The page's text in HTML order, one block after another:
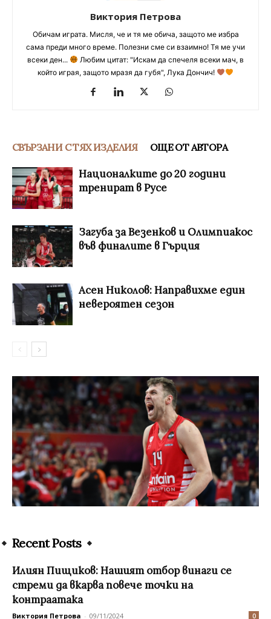
Виктория Петрова
Обичам играта. Мисля, че и тя ме обича, защото ме избра
сама преди много време. Полезни сме си взаимно! Тя ме учи
всеки ден...
Любим цитат: "Искам да спечеля всеки мач, в
който играя, защото мразя да губя", Лука Дончич!
СВЪРЗАНИ С ТЯХ ИЗДЕЛИЯ ОЩЕ ОТ АВТОРА
Националките до 20 години
тренират в Русе
Загуба за Везенков и Олимпиакос
във финалите в Гърция
Асен Николов: Направихме един
невероятен сезон
Recent Posts
Илиян Пищиков: Нашият отбор винаги се
стреми да вкарва повече точки на
контраатака
Виктория Петрова - 09/11/2024 0